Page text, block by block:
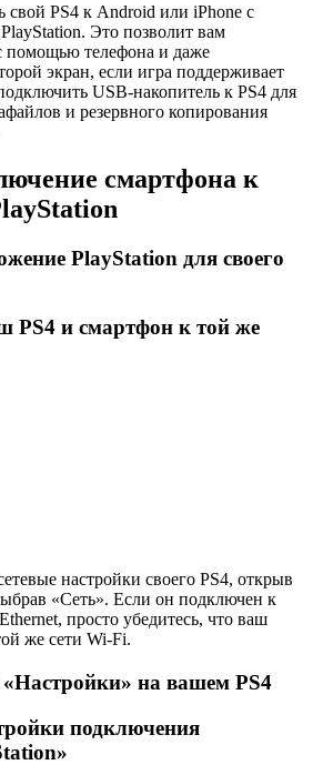
PS4 к Android или iPhone с
Это позволит вам
помощью телефона и даже
экран, если игра поддерживает
USB-накопитель к PS4 для
и резервного копирования
смартфона к
PlayStation для своего
PS4 и смартфон к той же
настройки своего PS4, открыв
«Сеть». Если он подключен к
просто убедитесь, что ваш
же сети Wi-Fi.
на вашем PS4
подключения